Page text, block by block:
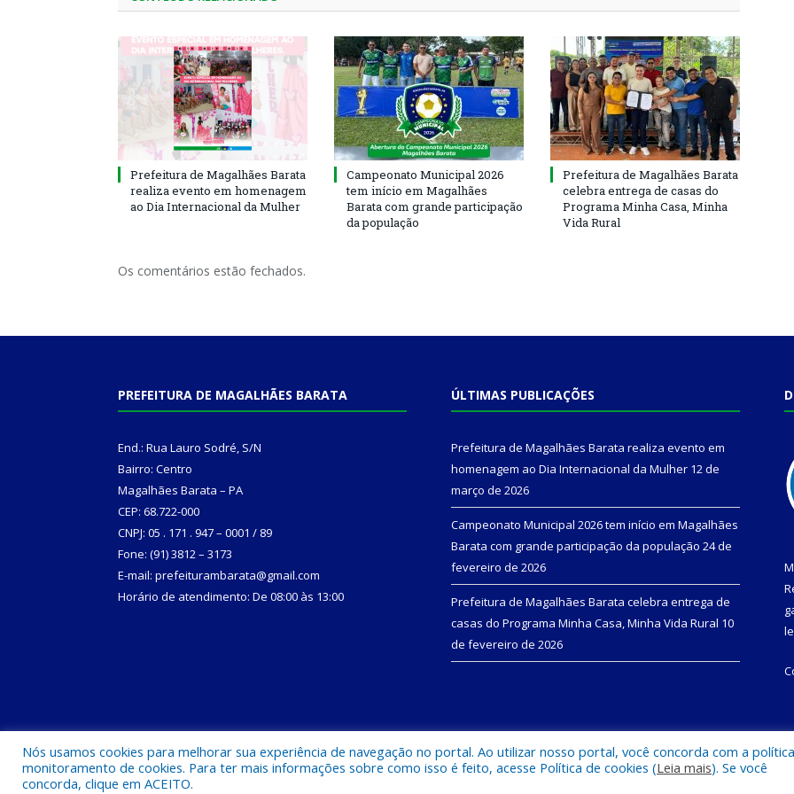
Prefeitura de Magalhães Barata
realiza evento em homenagem
ao Dia Internacional da Mulher
Campeonato Municipal 2026
tem início em Magalhães
Barata com grande participação
da população
Prefeitura de Magalhães Barata
celebra entrega de casas do
Programa Minha Casa, Minha
Vida Rural
Os comentários estão fechados.
PREFEITURA DE MAGALHÃES BARATA
End.: Rua Lauro Sodré, S/N
Bairro: Centro
Magalhães Barata – PA
CEP: 68.722-000
CNPJ: 05 . 171 . 947 – 0001 / 89
Fone: (91) 3812 – 3173
E-mail: prefeiturambarata@gmail.com
Horário de atendimento: De 08:00 às 13:00
ÚLTIMAS PUBLICAÇÕES
Prefeitura de Magalhães Barata realiza evento em
homenagem ao Dia Internacional da Mulher 12 de
março de 2026
Campeonato Municipal 2026 tem início em Magalhães
Barata com grande participação da população 24 de
fevereiro de 2026
Prefeitura de Magalhães Barata celebra entrega de
casas do Programa Minha Casa, Minha Vida Rural 10
de fevereiro de 2026
Todos os direitos reservados a Prefeitura Municipal de Magalhães Barata. Mapa do Site
Nós usamos cookies para melhorar sua experiência de navegação no portal. Ao utilizar nosso portal, você concorda com a
monitoramento de cookies. Para ter mais informações sobre como isso é feito, acesse Política de cookies (Leia mais). Se você
concorda, clique em ACEITO.